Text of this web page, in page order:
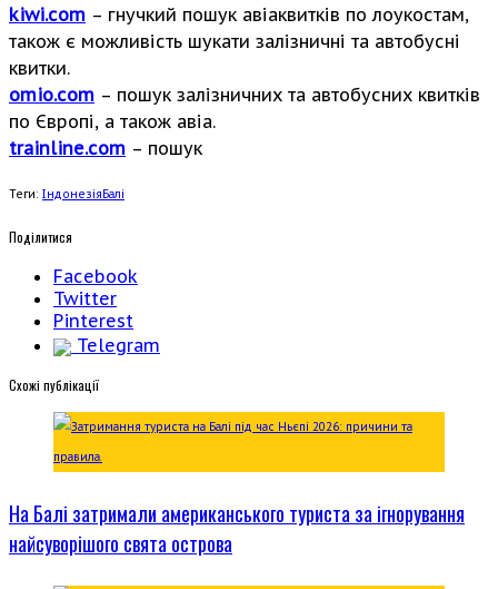
kiwi.com – гнучкий пошук авіаквитків по лоукостам,
також є можливість шукати залізничні та автобусні
квитки.
omio.com – пошук залізничних та автобусних квитків
по Європі, а також авіа.
trainline.com – пошук
Теги: ІндонезіяБалі
Поділитися
Facebook
Twitter
Pinterest
Telegram
Cхожі публікації
На Балі затримали американського туриста за ігнорування
найсуворішого свята острова